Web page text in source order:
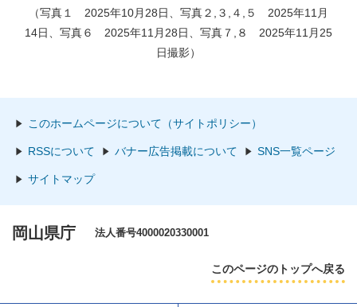
（写真１ 2025年10月28日、写真２,３,４,５ 2025年11月
14日、写真６ 2025年11月28日、写真７,８ 2025年11月25
日撮影）
このホームページについて（サイトポリシー）
RSSについて バナー広告掲載について SNS一覧ページ
サイトマップ
岡山県庁 法人番号4000020330001
このページのトップへ戻る